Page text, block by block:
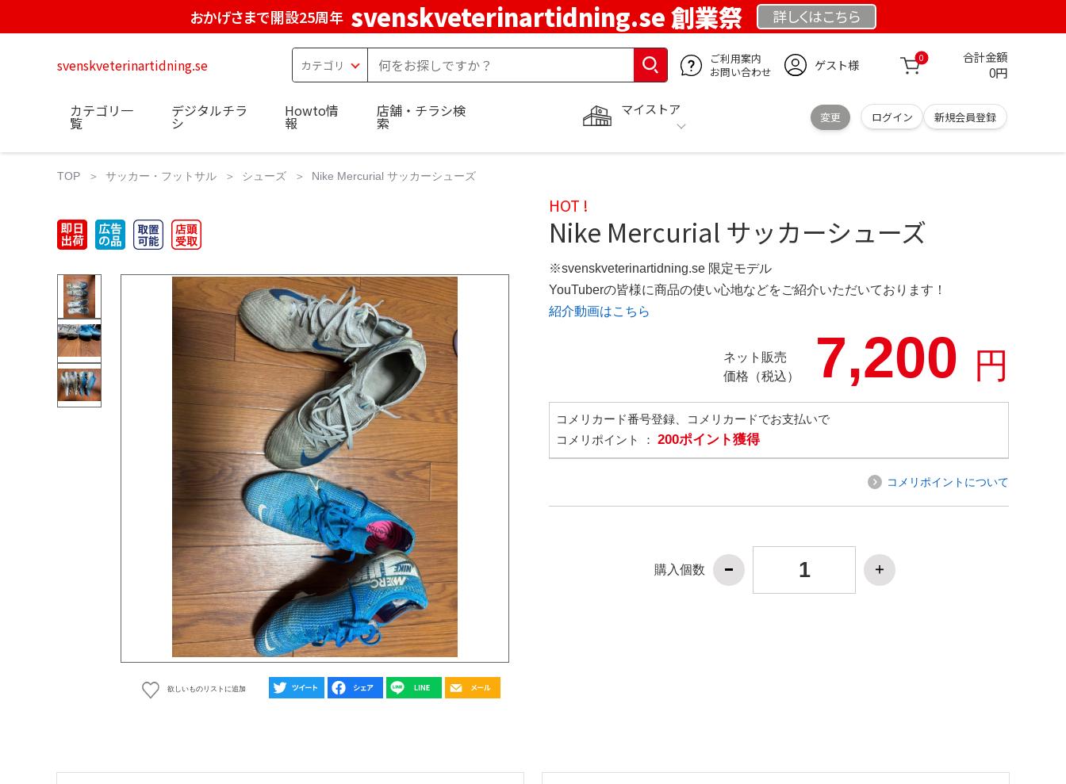
おかげさまで開設25周年 svenskveterinartidning.se 創業祭 詳しくはこちら
svenskveterinartidning.se
ご利用案内
お問い合わせ
ゲスト様 0 合計金額
0円
マイストア
変更 ログイン 新規会員登録
カテゴリ一
覧
デジタルチラ
シ
Howto情
報
店舗・チラシ検
索
TOP サッカー・フットサル シューズ Nike Mercurial サッカーシューズ
欲しいものリストに追加
HOT !
Nike Mercurial サッカーシューズ
※svenskveterinartidning.se 限定モデル
YouTuberの皆様に商品の使い心地などをご紹介いただいております！
紹介動画はこちら
ネット販売
価格（税込）
7,200 円
コメリカード番号登録、コメリカードでお支払いで
コメリポイント ： 200ポイント獲得
コメリポイントについて
購入個数